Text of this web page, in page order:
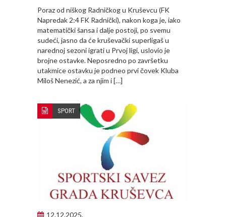
Poraz od niškog Radničkog u Kruševcu (FK
Napredak 2:4 FK Radnički), nakon koga je, iako
matematički šansa i dalje postoji, po svemu
sudeći, jasno da će kruševački superligaš u
narednoj sezoni igrati u Prvoj ligi, uslovio je
brojne ostavke. Neposredno po završetku
utakmice ostavku je podneo prvi čovek Kluba
Miloš Nenezić, a za njim i […]
SPORT
12.12.2025.